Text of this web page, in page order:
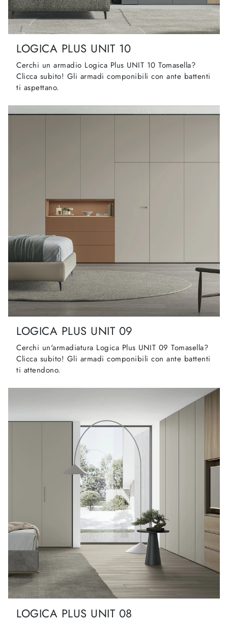
LOGICA PLUS UNIT 10
Cerchi un armadio Logica Plus UNIT 10 Tomasella?
Clicca subito! Gli armadi componibili con ante battenti
ti aspettano.
LOGICA PLUS UNIT 09
Cerchi un'armadiatura Logica Plus UNIT 09 Tomasella?
Clicca subito! Gli armadi componibili con ante battenti
ti attendono.
LOGICA PLUS UNIT 08